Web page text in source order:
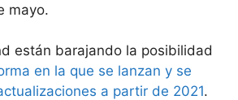
mayo.
están barajando la posibilidad
en la que se lanzan y se
a partir de 2021.